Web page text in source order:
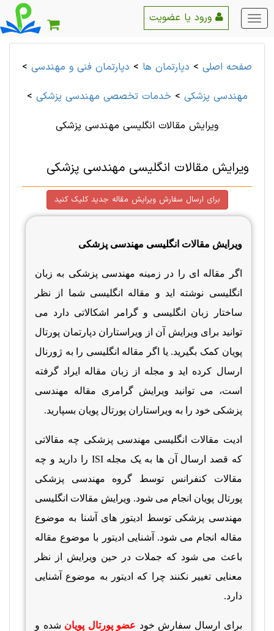
منو
اصلی
صفحه اصلی > دپارتمان ها > دپارتمان فنی و مهندسی >
مهندسی پزشکی > خدمات تخصصی مهندسی پزشکی >
ویرایش مقالات انگلیسی مهندسی پزشکی
ویرایش مقالات انگلیسی مهندسی پزشکی
برای ارسال سفارش ویرایش مقاله جدید کلیک کنید
ویرایش مقالات انگلیسی مهندسی پزشکی
اگر مقاله ای را در زمینه مهندسی پزشکی به زبان
انگلیسی نوشته اید و مقاله انگلیسی شما از نظر
ساختار زبان انگلیسی و گرامر اشکالاتی دارد می
توانید برای ویرایش آن از ویراستاران دپارتمان پورتال
پویان کمک بگیرید. یا اگر مقاله انگلیسی را به ژورنال
ارسال کرده اید و مجله از زبان مقاله ایراد گرفته
است، می توانید ویرایش گرامری مقاله مهندسی
پزشکی خود را به ویراستاران پورتال پویان بسپارید.
ادیت مقالات انگلیسی مهندسی پزشکی چه مقالاتی
که قصد ارسال آن ها به یک مجلهISI را دارید و چه
مقالات کنفرانس توسط گروه مهندسی پزشکی
پورتال پویان انجام می شود. ویرایش مقالات انگلیسی
مهندسی پزشکی توسط ادیتور های آشنا به موضوع
مقاله انجام می شود. آشنایی ادیتور با موضوع مقاله
باعث می شود که جملات در حین ویرایش از نظر
معنایی تغییر نکنند چرا که ادیتور به موضوع آشنایی
دارد.
برای ارسال سفارش خود عضو پورتال پویان شده و